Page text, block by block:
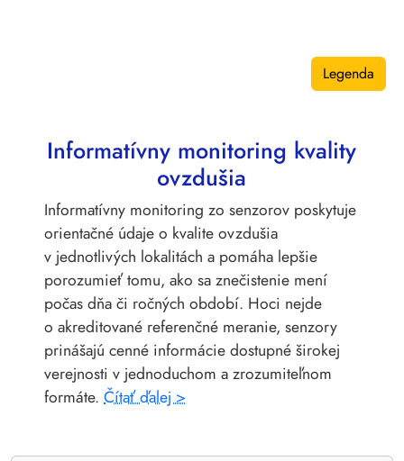
Legenda
Informatívny monitoring kvality
ovzdušia
Informatívny monitoring zo senzorov poskytuje
orientačné údaje o kvalite ovzdušia
v jednotlivých lokalitách a pomáha lepšie
porozumieť tomu, ako sa znečistenie mení
počas dňa či ročných období. Hoci nejde
o akreditované referenčné meranie, senzory
prinášajú cenné informácie dostupné širokej
verejnosti v jednoduchom a zrozumiteľnom
formáte.Čítať ďalej >